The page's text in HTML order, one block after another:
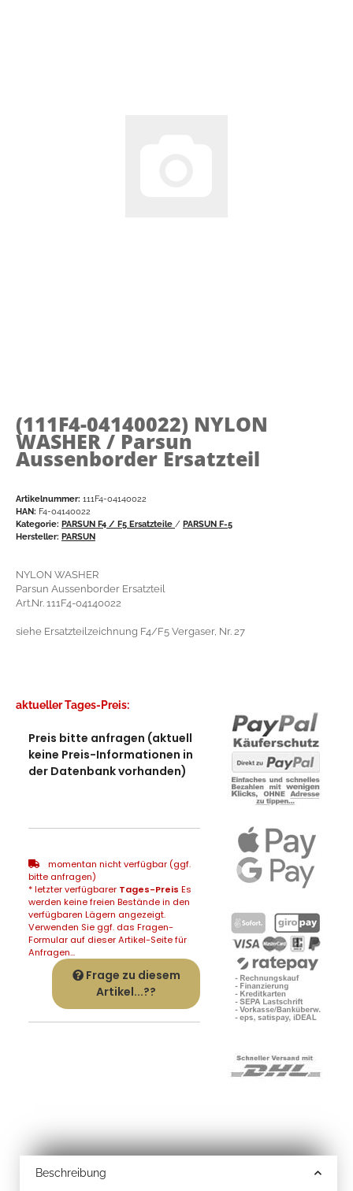
(111F4-04140022) NYLON
WASHER / Parsun
Aussenborder Ersatzteil
Artikelnummer: 111F4-04140022
HAN: F4-04140022
Kategorie: PARSUN F4 / F5 Ersatzteile / PARSUN F-5
Hersteller: PARSUN
NYLON WASHER
Parsun Aussenborder Ersatzteil
Art.Nr. 111F4-04140022
siehe Ersatzteilzeichnung F4/F5 Vergaser, Nr. 27
aktueller Tages-Preis:
Preis bitte anfragen (aktuell
keine Preis-Informationen in
der Datenbank vorhanden)
momentan nicht verfügbar (ggf.
bitte anfragen)
* letzter verfügbarer Tages-Preis Es
werden keine freien Bestände in den
verfügbaren Lägern angezeigt.
Verwenden Sie ggf. das Fragen-
Formular auf dieser Artikel-Seite für
Anfragen...
Frage zu diesem
Artikel...??
Beschreibung